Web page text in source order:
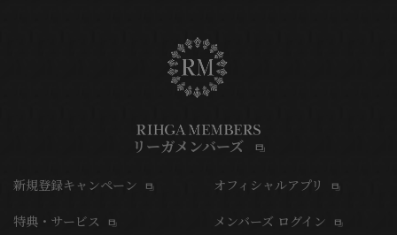
リーガメンバーズ
新規登録キャンペーン
特典・サービス
オフィシャルアプリ
メンバーズ ログイン